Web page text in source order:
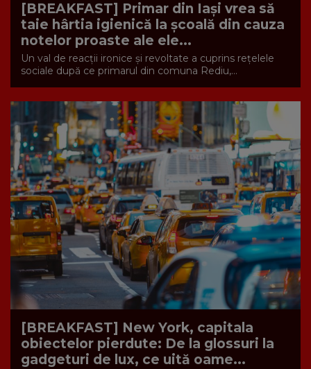
[BREAKFAST] Primar din Iași vrea să
taie hârtia igienică la școală din cauza
notelor proaste ale ele...
Un val de reacții ironice și revoltate a cuprins rețelele
sociale după ce primarul din comuna Rediu,...
[BREAKFAST] New York, capitala
obiectelor pierdute: De la glossuri la
gadgeturi de lux, ce uită oame...